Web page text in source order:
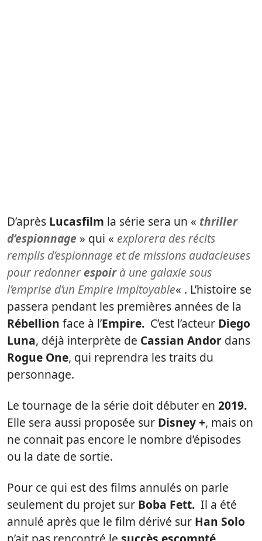
D’après Lucasfilm la série sera un « thriller
d’espionnage » qui « explorera des récits
remplis d’espionnage et de missions audacieuses
pour redonner espoirà une galaxie sous
l’emprise d’un Empire impitoyable« . L’histoire se
passera pendant les premières années de la
Rébellion face à l’Empire. C’est l’acteur Diego
Luna, déjà interprète de Cassian Andor dans
Rogue One, qui reprendra les traits du
personnage.
Le tournage de la série doit débuter en 2019.
Elle sera aussi proposée sur Disney +, mais on
ne connait pas encore le nombre d’épisodes
ou la date de sortie.
Pour ce qui est des films annulés on parle
seulement du projet sur Boba Fett. Il a été
annulé après que le film dérivé sur Han Solo